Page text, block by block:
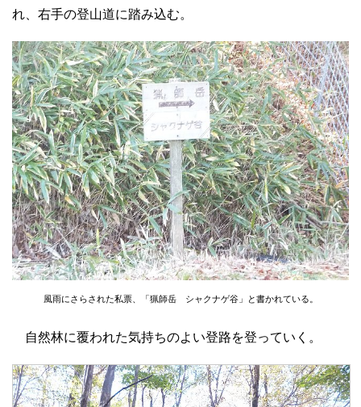
れ、右手の登山道に踏み込む。
風雨にさらされた私票、「猟師岳 シャクナゲ谷」と書かれている。
自然林に覆われた気持ちのよい登路を登っていく。